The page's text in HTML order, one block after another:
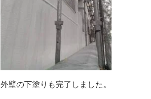
外壁の下塗りも完了しました。